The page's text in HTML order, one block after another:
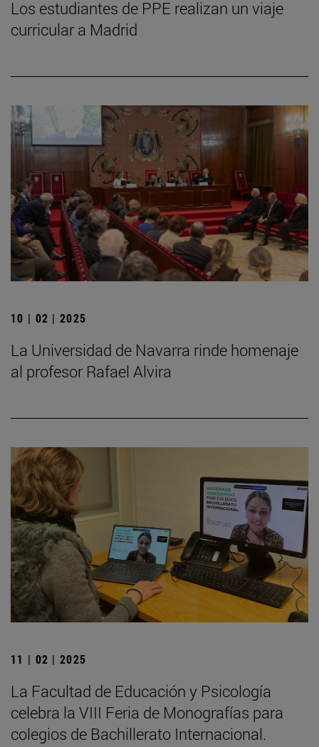
Los estudiantes de PPE realizan un viaje
curricular a Madrid
10 | 02 | 2025
La Universidad de Navarra rinde homenaje
al profesor Rafael Alvira
11 | 02 | 2025
La Facultad de Educación y Psicología
celebra la VIII Feria de Monografías para
colegios de Bachillerato Internacional.